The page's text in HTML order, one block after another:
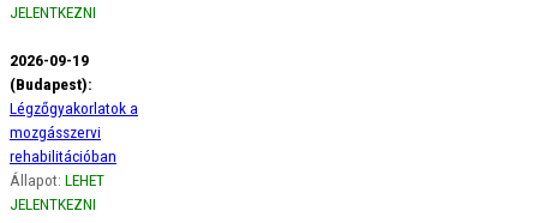
JELENTKEZNI
2026-09-19
(Budapest):
Légzőgyakorlatok a
mozgásszervi
rehabilitációban
Állapot: LEHET
JELENTKEZNI